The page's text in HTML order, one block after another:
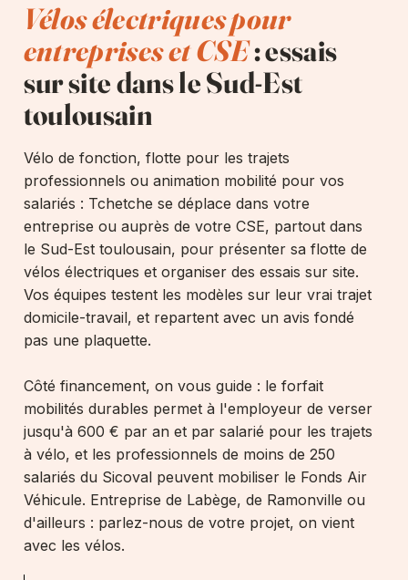
Vélos électriques pour
entreprises et CSE: essais
sur site dans le Sud-Est
toulousain
Vélo de fonction, flotte pour les trajets
professionnels ou animation mobilité pour vos
salariés : Tchetche se déplace dans votre
entreprise ou auprès de votre CSE, partout dans
le Sud-Est toulousain, pour présenter sa flotte de
vélos électriques et organiser des essais sur site.
Vos équipes testent les modèles sur leur vrai trajet
domicile-travail, et repartent avec un avis fondé
pas une plaquette.
Côté financement, on vous guide : le forfait
mobilités durables permet à l'employeur de verser
jusqu'à 600 € par an et par salarié pour les trajets
à vélo, et les professionnels de moins de 250
salariés du Sicoval peuvent mobiliser le Fonds Air
Véhicule. Entreprise de Labège, de Ramonville ou
d'ailleurs : parlez-nous de votre projet, on vient
avec les vélos.